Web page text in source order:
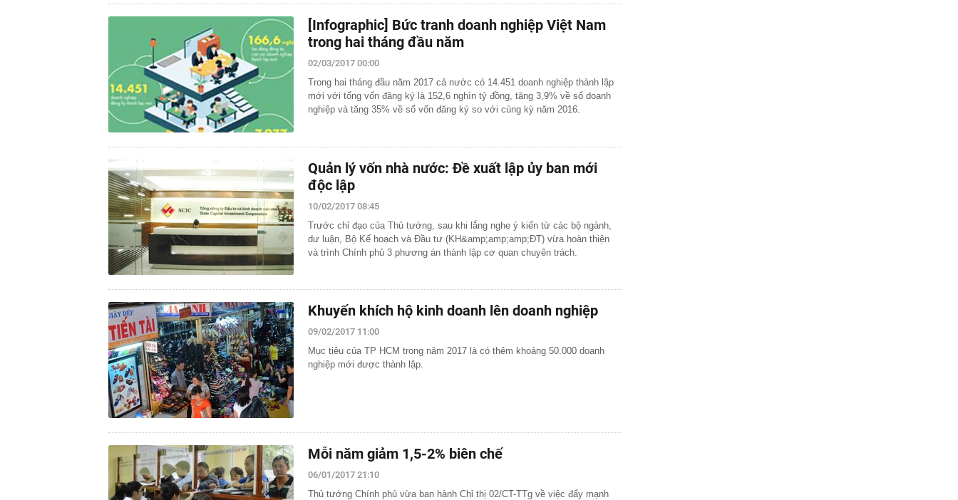
[Infographic] Bức tranh doanh nghiệp Việt Nam
trong hai tháng đầu năm
02/03/2017 00:00
Trong hai tháng đầu năm 2017 cả nước có 14.451 doanh nghiệp thành lập
mới với tổng vốn đăng ký là 152,6 nghìn tỷ đồng, tăng 3,9% về số doanh
nghiệp và tăng 35% về số vốn đăng ký so với cùng kỳ năm 2016.
Quản lý vốn nhà nước: Đề xuất lập ủy ban mới
độc lập
10/02/2017 08:45
Trước chỉ đạo của Thủ tướng, sau khi lắng nghe ý kiến từ các bộ ngành,
dư luận, Bộ Kế hoạch và Đầu tư (KH&amp;amp;amp;ĐT) vừa hoàn thiện
và trình Chính phủ 3 phương án thành lập cơ quan chuyên trách.
Khuyến khích hộ kinh doanh lên doanh nghiệp
09/02/2017 11:00
Mục tiêu của TP HCM trong năm 2017 là có thêm khoảng 50.000 doanh
nghiệp mới được thành lập.
Mỗi năm giảm 1,5-2% biên chế
06/01/2017 21:10
Thủ tướng Chính phủ vừa ban hành Chỉ thị 02/CT-TTg về việc đẩy mạnh